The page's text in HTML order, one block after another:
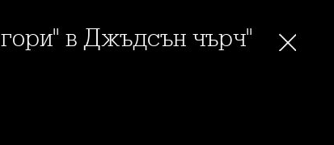
в Джъдсън чърч"